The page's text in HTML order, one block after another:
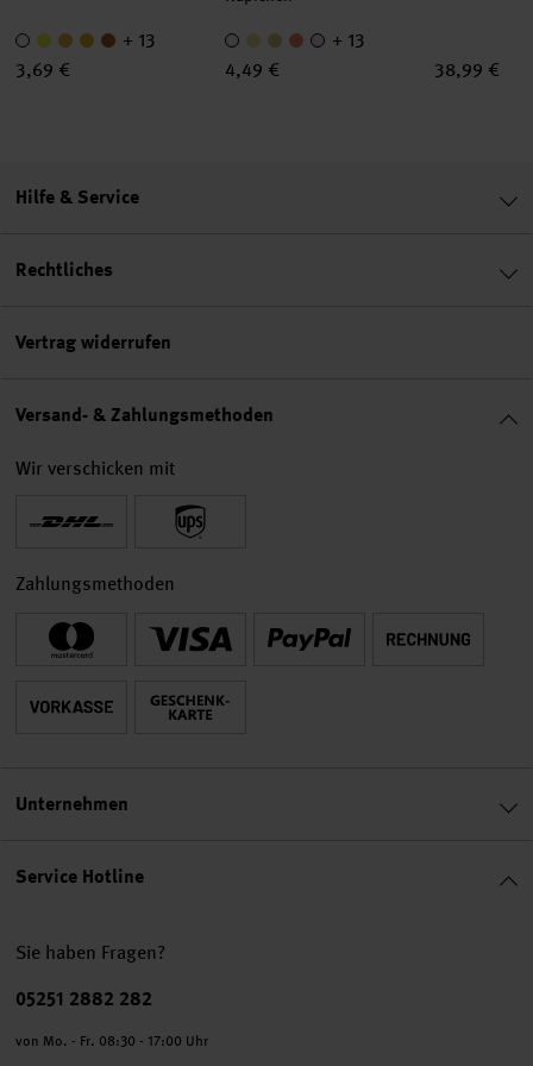
+ 13
3,69 €
+ 13
4,49 €
38,99 €
Service Hotline
Sie haben Fragen?
Telefonnummer
05251 2882 282
von Mo. - Fr. 08:30 - 17:00 Uhr
Hilfe & Service
Rechtliches
Vertrag widerrufen
Versand- & Zahlungsmethoden
Wir verschicken mit
Zahlungsmethoden
Unternehmen